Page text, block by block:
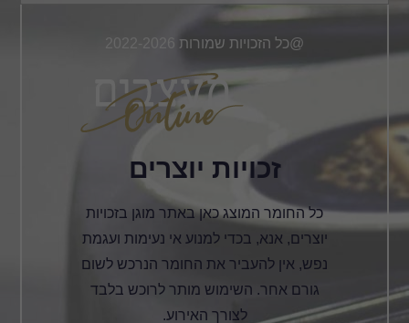
@כל הזכויות שמורות 2022-2026
זכויות יוצרים
כל החומר המוצג כאן באתר מוגן בזכויות
יוצרים, אנא, בכדי למנוע אי נעימות ועגמת
נפש, אין להעביר את החומר הנרכש לשום
גורם אחר. השימוש מותר לרוכש בלבד
לצורך האירוע.